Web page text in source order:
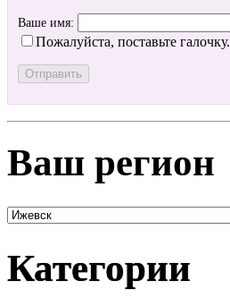
Ваше имя:
Пожалуйста, поставьте галочку.
Ваш регион
Категории